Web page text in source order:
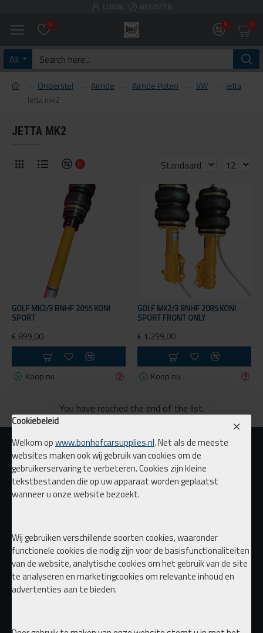
Cookiebeleid
Welkom opwww.bonhofcarsupplies.nl. Net als de meeste
websites maken ook wij gebruik van cookies om de
gebruikerservaring te verbeteren. Cookies zijn kleine
tekstbestanden die op uw apparaat worden geplaatst
wanneer u onze website bezoekt.
Wij gebruiken verschillende soorten cookies, waaronder
functionele cookies die nodig zijn voor de basisfunctionaliteiten
van de website, analytische cookies om het gebruik van de site
te analyseren en marketingcookies om relevante inhoud en
advertenties aan te bieden.
LOGIN REGISTER
0 0 0
All
Onderstel Airride Airride Poten VW
Jetta
Jetta mk2
JETTA MK2
0
GOLF MK2/3 BNHF 2055 KONI
SPORT
€ 899,00
Koop nu
GOLF MK2/3 BNHF 2085 KONI
SPORT FRONT ONLY
€ 1.299,00
Koop nu
You have reached the end of the list.
Bags on Coils
€ 499,00
Tornado Cleaning tool